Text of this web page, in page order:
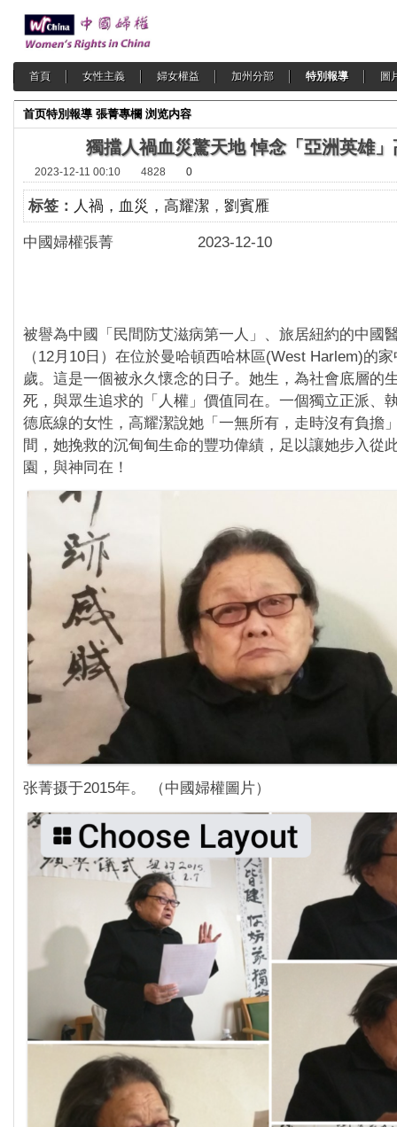
首頁 女性主義 婦女權益 加州分部 特別報導 圖
首页特別報導 張菁專欄 浏览内容
獨擋人禍血災驚天地 悼念「亞洲英雄」
2023-12-11 00:10 4828 0
标签： 人禍，血災，高耀潔 ， 劉賓雁
中國婦權張菁 2023-12-10
被譽為中國「民間防艾滋病第一人」、旅居紐約的中國
（12月10日）在位於曼哈頓西哈林區(West Harlem)的
歲。這是一個被永久懷念的日子。她生，為社會底層的
死，與眾生追求的「人權」價值同在。一個獨立正派、
德底線的女性，高耀潔說她「一無所有，走時沒有負擔
間，她挽救的沉甸甸生命的豐功偉績，足以讓她步入從
園，與神同在！
张菁摄于2015年。 （中國婦權圖片）